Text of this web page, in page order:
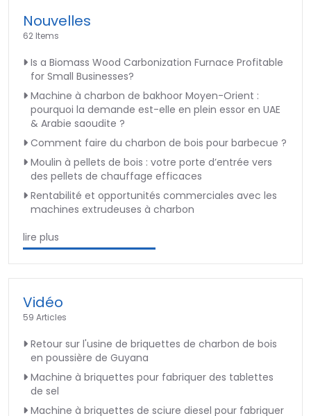
Nouvelles
62 Items
Is a Biomass Wood Carbonization Furnace Profitable
for Small Businesses?
Machine à charbon de bakhoor Moyen-Orient :
pourquoi la demande est-elle en plein essor en UAE
& Arabie saoudite ?
Comment faire du charbon de bois pour barbecue ?
Moulin à pellets de bois : votre porte d’entrée vers
des pellets de chauffage efficaces
Rentabilité et opportunités commerciales avec les
machines extrudeuses à charbon
lire plus
Vidéo
59 Articles
Retour sur l'usine de briquettes de charbon de bois
en poussière de Guyana
Machine à briquettes pour fabriquer des tablettes
de sel
Machine à briquettes de sciure diesel pour fabriquer